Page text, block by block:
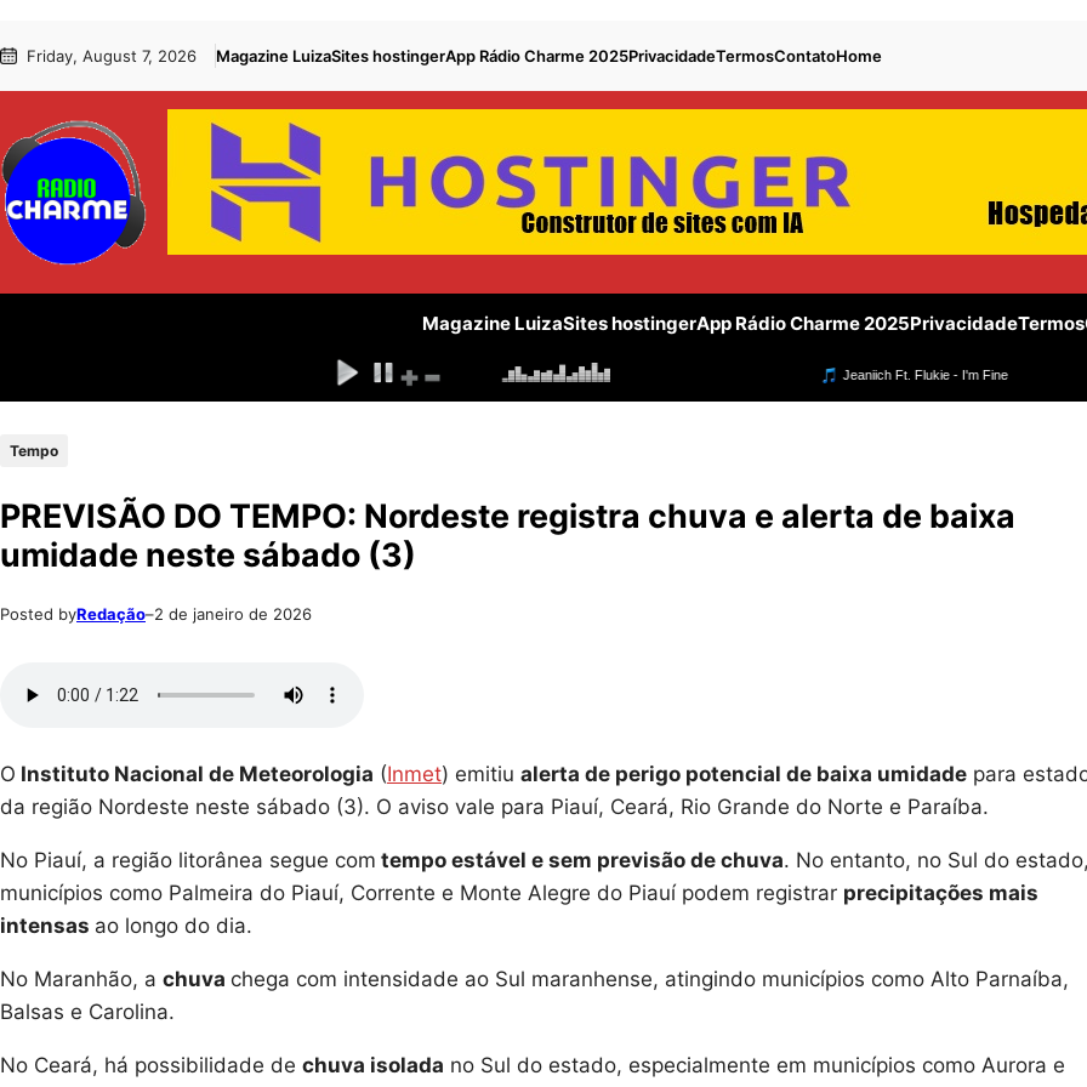
para
conteúdo
to Friday, August 7, 2026 Magazine LuizaSites hostingerApp Rádio Charme 2025PrivacidadeTermosContatoHome
Magazine LuizaSites hostingerApp Rádio Charme 2025PrivacidadeTermos
Tempo
PREVISÃO DO TEMPO: Nordeste registra chuva e alerta de baixa
umidade neste sábado (3)
Posted byRedação–2 de janeiro de 2026
O Instituto Nacional de Meteorologia (Inmet) emitiu alerta de perigo potencial de baixa umidade para
da região Nordeste neste sábado (3). O aviso vale para Piauí, Ceará, Rio Grande do Norte e Paraíba.
No Piauí, a região litorânea segue com tempo estável e sem previsão de chuva. No entanto, no Sul do estado,
municípios como Palmeira do Piauí, Corrente e Monte Alegre do Piauí podem registrar precipitações mais
intensas ao longo do dia.
No Maranhão, a chuva chega com intensidade ao Sul maranhense, atingindo municípios como Alto Parnaíba,
Balsas e Carolina.
No Ceará, há possibilidade de chuva isolada no Sul do estado, especialmente em municípios como Aurora e